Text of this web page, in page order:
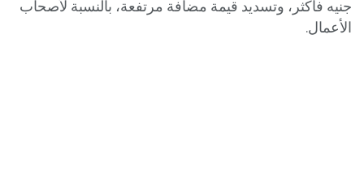
جنيه فأكثر، وتسديد قيمة مضافة مرتفعة، بالنسبة لأصحاب
الأعمال.